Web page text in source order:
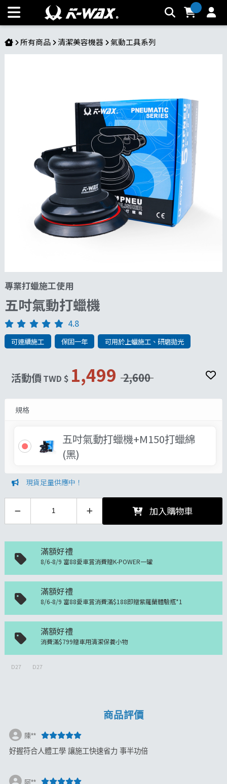
五吋氣動打蠟機 | K-WAX台灣汽車美容材料
所有商品 清潔美容機器 氣動工具系列
專業打蠟施工使用
五吋氣動打蠟機
4.8
可連續施工 保固一年 可用於上蠟施工、研磨拋光
活動價 TWD $ 1,499 2,600
規格
五吋氣動打蠟機+M150打蠟綿
(黑)
現貨足量供應中！
加入購物車
滿額好禮
8/6-8/9 富88愛車賞消費贈K-POWER一罐
滿額好禮
8/6-8/9 富88愛車賞消費滿$188即贈紫羅蘭體驗瓶*1
滿額好禮
消費滿$799贈車用清潔保養小物
D27 D27
商品評價
陳**
好握符合人體工學 讓施工快速省力 事半功倍
阿**